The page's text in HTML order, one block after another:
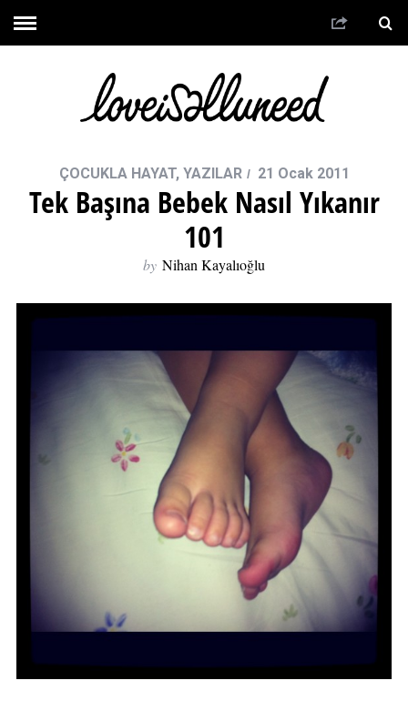
ÇOCUKLA HAYAT, YAZILAR 21 Ocak 2011
Tek Başına Bebek Nasıl Yıkanır
101
by Nihan Kayalıoğlu